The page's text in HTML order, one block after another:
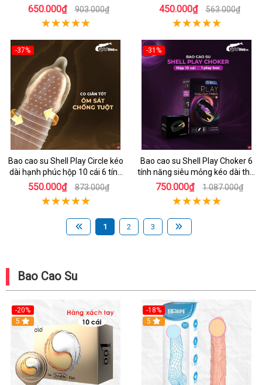
vòng kéo dài
650.000₫ 903.000₫
cực bền
450.000₫ 563.000₫
-37%
Bao cao su Shell Play Circle kéo
dài hạnh phúc hộp 10 cái 6 tính
năng
550.000₫ 873.000₫
-31%
Hot
Bao cao su Shell Play Choker 6
tính năng siêu mỏng kéo dài thời
gian hộp 10
750.000₫ 1.087.000₫
1 2 3
Bao Cao Su
-20%
Hot
5
-18%
5